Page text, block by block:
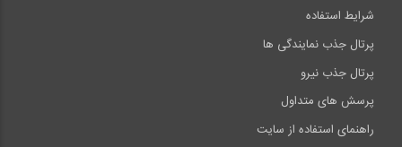
شرایط استفاده
پرتال جذب نمایندگی ها
پرتال جذب نیرو
پرسش های متداول
راهنمای استفاده از سایت